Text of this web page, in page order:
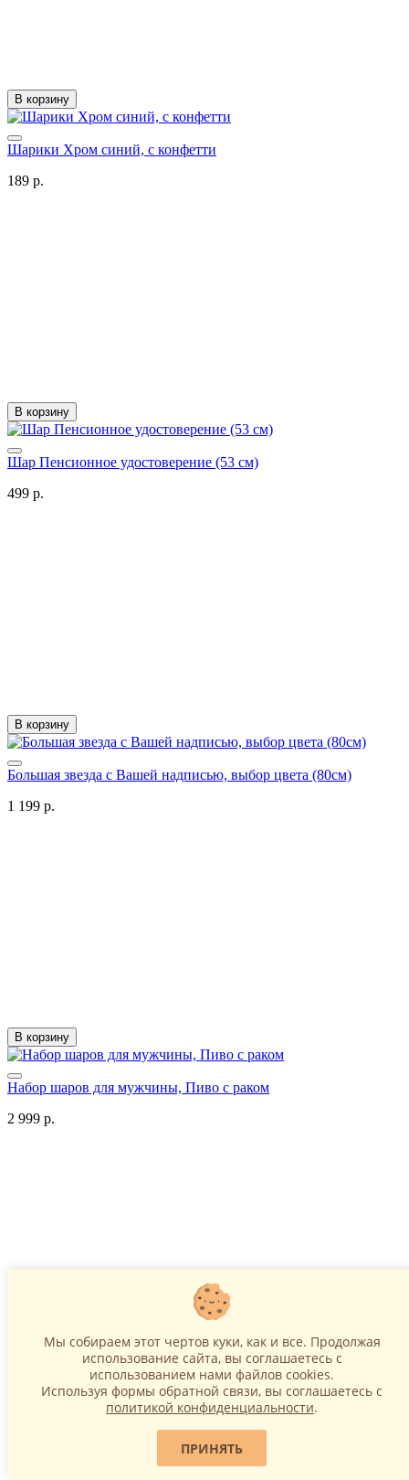
В корзину
Шарики Хром синий, с конфетти
189 р.
В корзину
Шар Пенсионное удостоверение (53 см)
499 р.
В корзину
Большая звезда с Вашей надписью, выбор цвета (80см)
1 199 р.
В корзину
Набор шаров для мужчины, Пиво с раком
2 999 р.
В корзину
Набор шаров Пиво с раком
Мы собираем этот чертов куки, как и все. Продолжая
использование сайта, вы соглашаетесь c
использованием нами файлов cookies.
Используя формы обратной связи, вы соглашаетесь с
политикой конфиденциальности.
ПРИНЯТЬ